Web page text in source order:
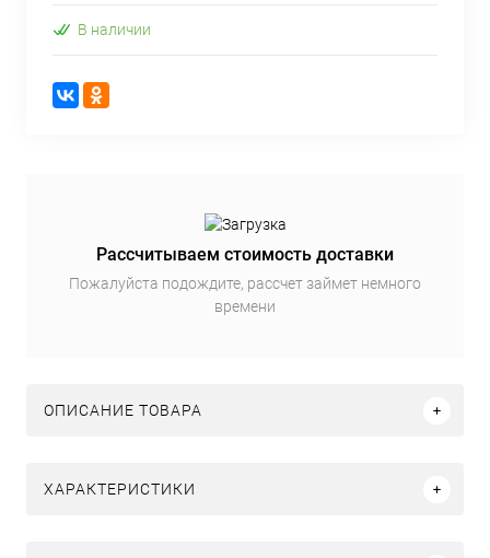
В наличии
Рассчитываем стоимость доставки
Пожалуйста подождите, рассчет займет немного
времени
ОПИСАНИЕ ТОВАРА
ХАРАКТЕРИСТИКИ